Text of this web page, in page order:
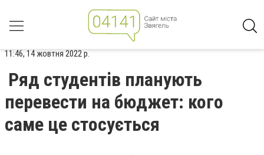
11:46, 14 жовтня 2022 р.
Ряд студентів планують
перевести на бюджет: кого
саме це стосується